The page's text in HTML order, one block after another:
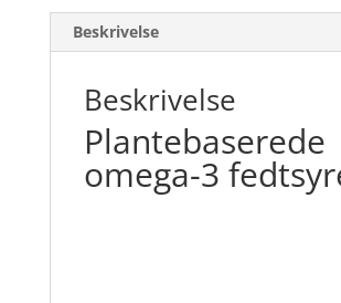
Beskrivelse
Beskrivelse
Plantebaserede
omega-3